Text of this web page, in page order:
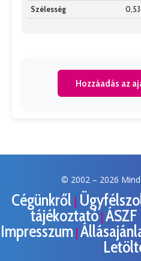
Szélesség
Hozzáadás az
© 2002 – 2026
Cégünkről |
tájékoztató | ÁSZF
Impresszum|